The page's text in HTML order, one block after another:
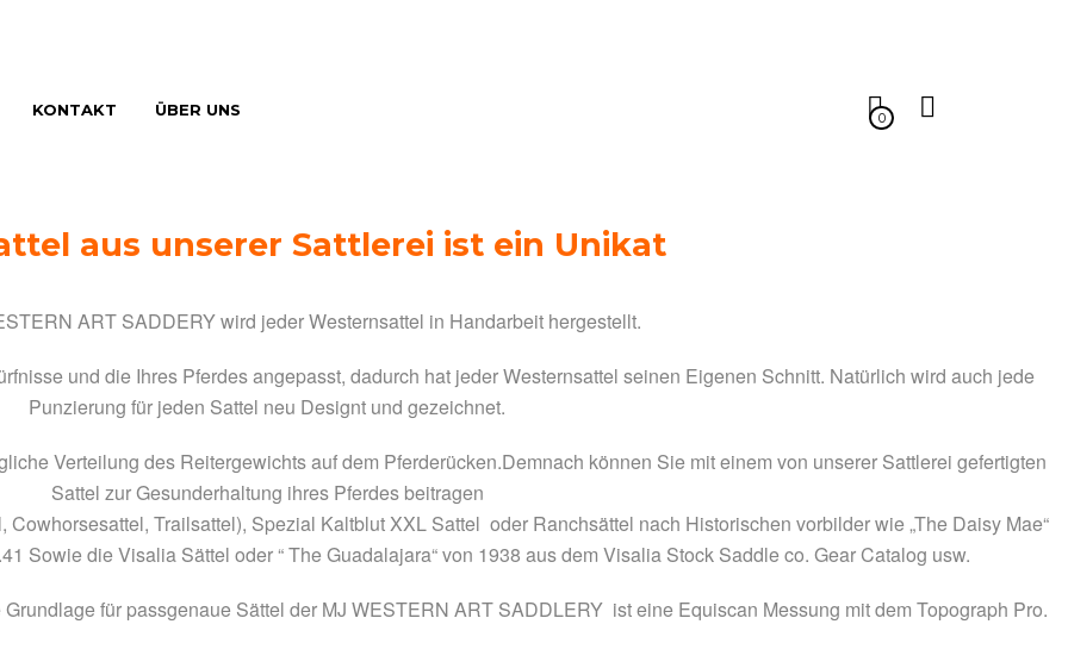
KONTAKT ÜBER UNS 0
aus unserer Sattlerei ist ein Unikat
ART SADDERY wird jeder Westernsattel in Handarbeit hergestellt.
und die Ihres Pferdes angepasst, dadurch hat jeder Westernsattel seinen Eigenen Schnitt. Natürlich wird auch jede
Punzierung für jeden Sattel neu Designt und gezeichnet.
Verteilung des Reitergewichts auf dem Pferderücken.Demnach können Sie mit einem von unserer Sattlerei gefertigten
Sattel zur Gesunderhaltung ihres Pferdes beitragen
Trailsattel), Spezial Kaltblut XXL Sattel oder Ranchsättel nach Historischen vorbilder wie „The Daisy Mae“
Sowie die Visalia Sättel oder “ The Guadalajara“ von 1938 aus dem Visalia Stock Saddle co. Gear Catalog usw.
für passgenaue Sättel der MJ WESTERN ART SADDLERY ist eine Equiscan Messung mit dem Topograph Pro.